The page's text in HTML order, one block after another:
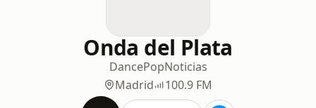
Onda del Plata
DancePopNoticias
Madrid
100.9 FM